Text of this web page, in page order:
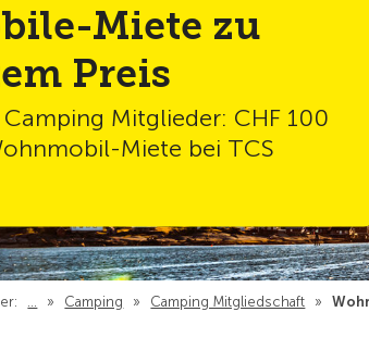
Miete zu
Preis
Mitglieder: CHF 100
Miete bei TCS
… » Camping » Camping Mitgliedschaft »